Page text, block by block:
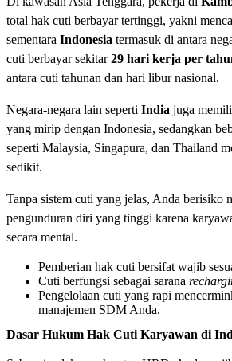
total hak cuti berbayar tertinggi, yakni
sementara Indonesia termasuk di antara
cuti berbayar sekitar29 hari kerja per
antara cuti tahunan dan hari libur nasional.
Negara-negara lain seperti India juga
yang mirip dengan Indonesia, sedangkan
seperti Malaysia, Singapura, dan Thailand
sedikit.
Tanpa sistem cuti yang jelas, Anda berisiko
pengunduran diri yang tinggi karena
secara mental.
Pemberian hak cuti bersifat wajib
Cuti berfungsi sebagai sarana
Pengelolaan cuti yang rapi
manajemen SDM Anda.
Dasar Hukum Hak Cuti Karyawan di